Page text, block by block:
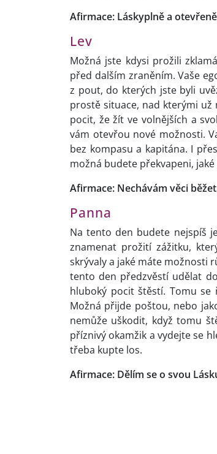
Afirmace: Láskyplně a
Lev
Možná jste kdysi prožili
před dalším zraněním. Vaše
z pout, do kterých jste byli
prostě situace, nad kterými
pocit, že žít ve volnějších a
vám otevřou nové možnosti.
bez kompasu a kapitána. I
možná budete překvapeni,
Afirmace: Nechávám věci
Panna
Na tento den budete nejspíš
znamenat prožití zážitku,
skrývaly a jaké máte možnosti
tento den předzvěstí udělat
hluboký pocit štěstí. Tomu se
Možná přijde poštou, nebo
nemůže uškodit, když tomu
příznivý okamžik a vydejte se
třeba kupte los.
Afirmace: Dělím se o svou